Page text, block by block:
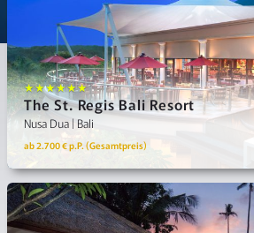
★★★★★★
The St. Regis Bali Resort
Nusa Dua | Bali
ab 2.700 € p.P. (Gesamtpreis)